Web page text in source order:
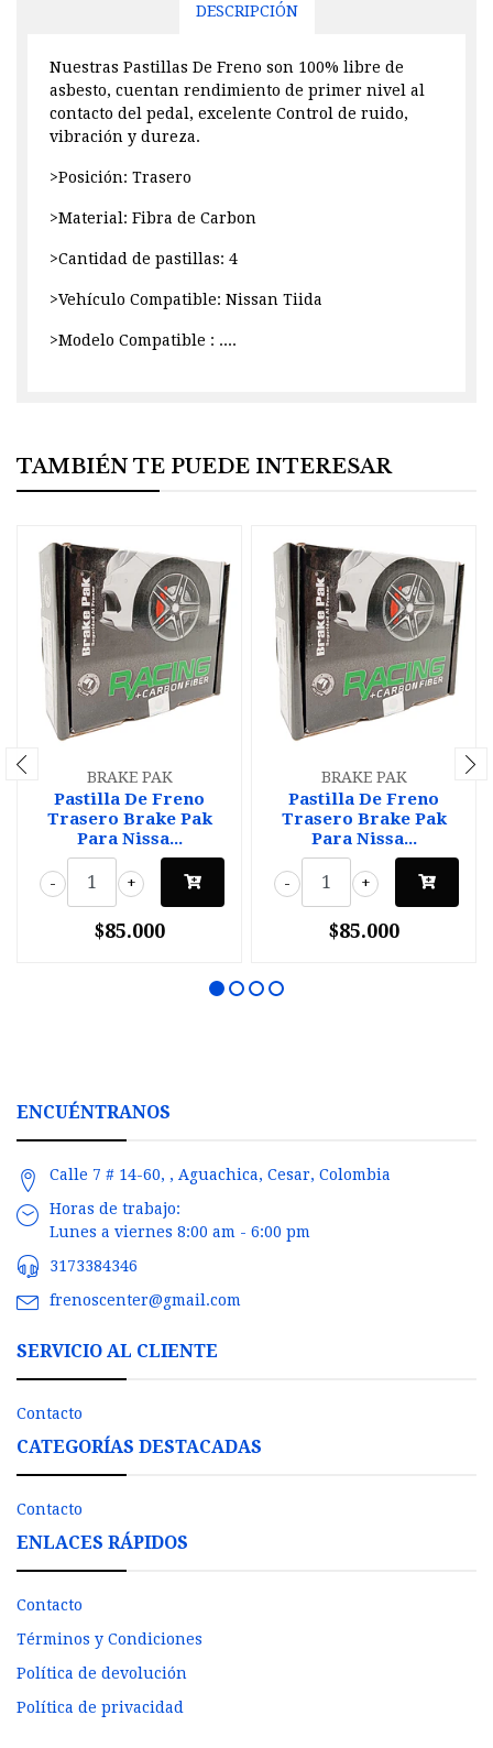
DESCRIPCIÓN
Nuestras Pastillas De Freno son 100% libre de
asbesto, cuentan rendimiento de primer nivel al
contacto del pedal, excelente Control de ruido,
vibración y dureza.
>Posición: Trasero
>Material: Fibra de Carbon
>Cantidad de pastillas: 4
>Vehículo Compatible: Nissan Tiida
>Modelo Compatible : ....
TAMBIÉN TE PUEDE INTERESAR
BRAKE PAK
Pastilla De Freno
Trasero Brake Pak
Para Nissa...
+
-
$85.000
BRAKE PAK
Pastilla De Freno
Trasero Brake Pak
Para Nissa...
+
-
$85.000
ENCUÉNTRANOS
Calle 7 # 14-60, , Aguachica, Cesar, Colombia
Horas de trabajo:
Lunes a viernes 8:00 am - 6:00 pm
3173384346
frenoscenter@gmail.com
SERVICIO AL CLIENTE
Contacto
CATEGORÍAS DESTACADAS
Contacto
ENLACES RÁPIDOS
Contacto
Términos y Condiciones
Política de devolución
Política de privacidad